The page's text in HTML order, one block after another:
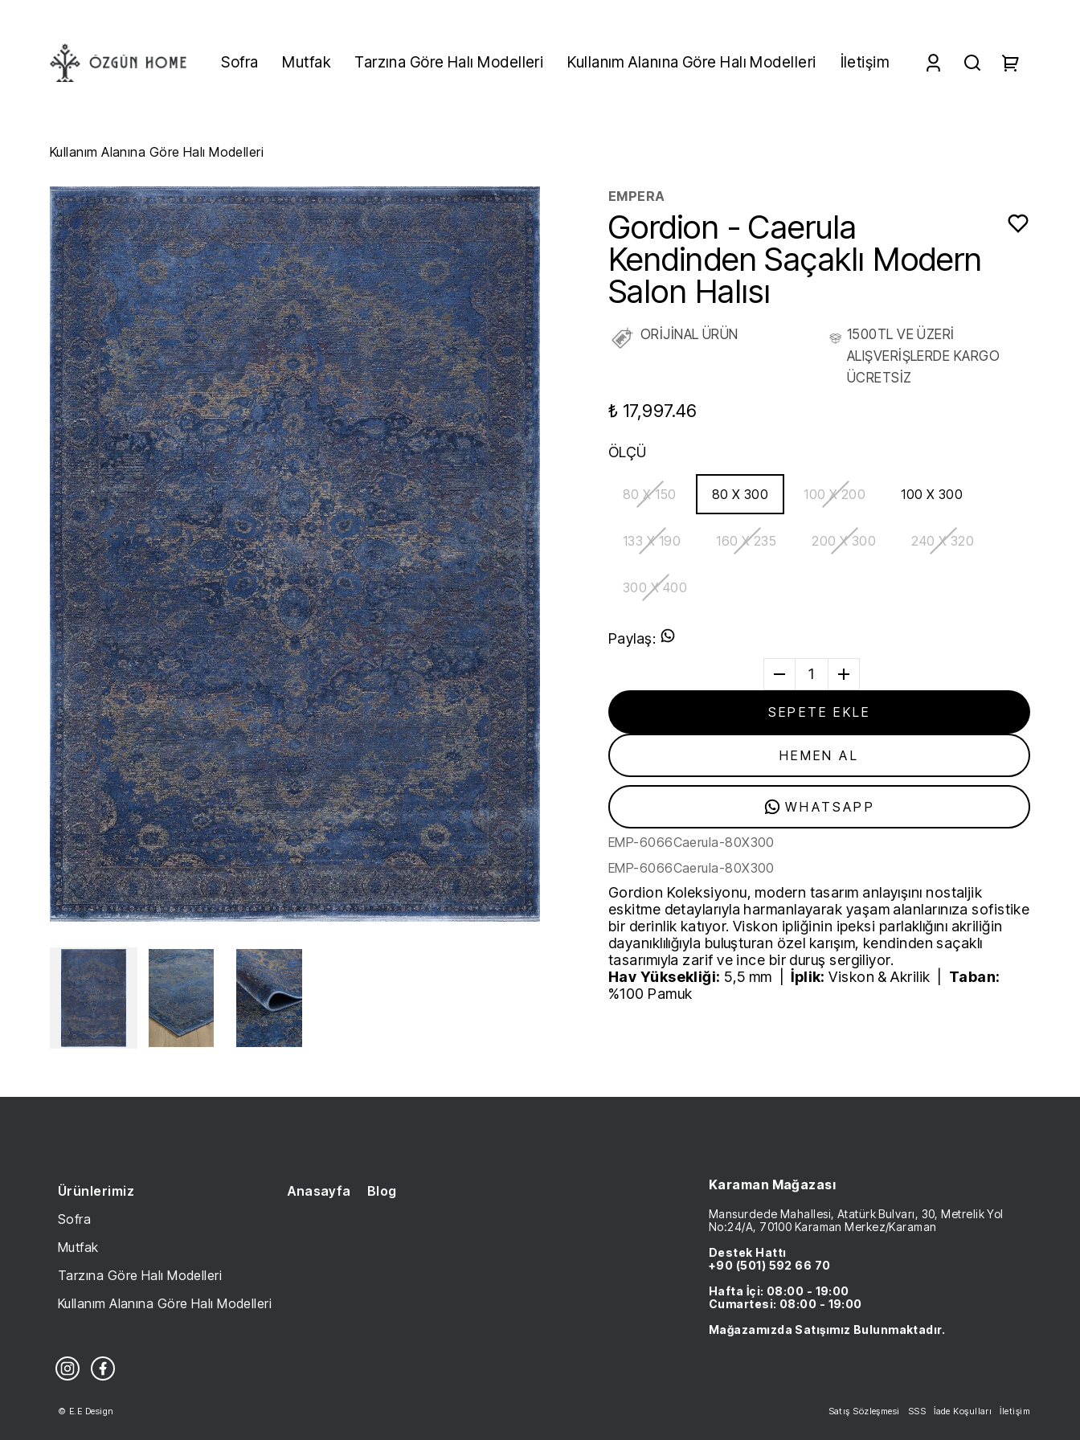
Sofra Mutfak Tarzına Göre Halı Modelleri Kullanım Alanına Göre Halı Modelleri İletişim
Kullanım Alanına Göre Halı Modelleri
EMPERA
Gordion - Caerula
Kendinden Saçaklı Modern
Salon Halısı
ORİJİNAL ÜRÜN
1500TL VE ÜZERİ
ALIŞVERİŞLERDE KARGO
ÜCRETSİZ
₺ 17,997.46
ÖLÇÜ
80 X 150 80 X 300 100 X 200 100 X 300
133 X 190 160 X 235 200 X 300 240 X 320
300 X 400
Paylaş:
1
SEPETE EKLE
HEMEN AL
WHATSAPP
EMP-6066Caerula-80X300
EMP-6066Caerula-80X300
Gordion Koleksiyonu, modern tasarım anlayışını nostaljik
eskitme detaylarıyla harmanlayarak yaşam alanlarınıza sofistike
bir derinlik katıyor. Viskon ipliğinin ipeksi parlaklığını akriliğin
dayanıklılığıyla buluşturan özel karışım, kendinden saçaklı
tasarımıyla zarif ve ince bir duruş sergiliyor.
Hav Yüksekliği: 5,5 mm |İplik: Viskon & Akrilik | Taban:
%100 Pamuk
Ürünlerimiz
Sofra
Mutfak
Tarzına Göre Halı Modelleri
Kullanım Alanına Göre Halı Modelleri
Anasayfa Blog Karaman Mağazası
Mansurdede Mahallesi, Atatürk Bulvarı, 30, Metrelik Yol
No:24/A, 70100 Karaman Merkez/Karaman
Destek Hattı
+90 (501) 592 66 70
Hafta İçi: 08:00 - 19:00
Cumartesi: 08:00 - 19:00
Mağazamızda Satışımız Bulunmaktadır.
© E.E Design Satış Sözleşmesi SSS İade Koşulları İletişim